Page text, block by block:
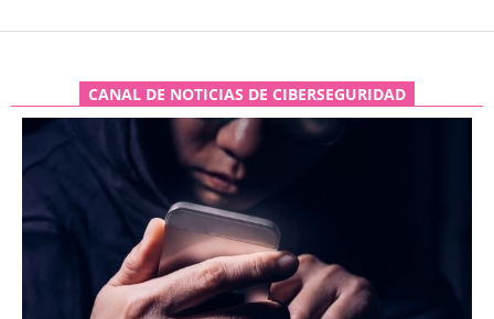
CANAL DE NOTICIAS DE CIBERSEGURIDAD